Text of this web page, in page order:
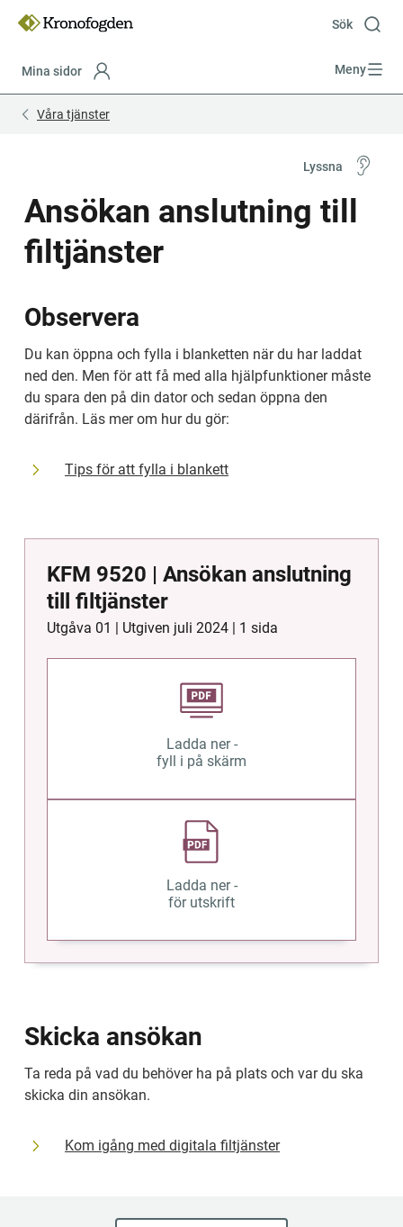
innehåll
Sök
Mina sidor Meny
Våra tjänster
Lyssna
Ansökan anslutning till
filtjänster
Observera
Du kan öppna och fylla i blanketten när du har laddat
ned den. Men för att få med alla hjälpfunktioner måste
du spara den på din dator och sedan öppna den
därifrån. Läs mer om hur du gör:
Tips för att fylla i blankett
KFM 9520 | Ansökan anslutning
till filtjänster
Utgåva 01 | Utgiven juli 2024 | 1 sida
Ladda ner -
fyll i på skärm
Ladda ner -
för utskrift
Skicka ansökan
Ta reda på vad du behöver ha på plats och var du ska
skicka din ansökan.
Kom igång med digitala filtjänster
start
end